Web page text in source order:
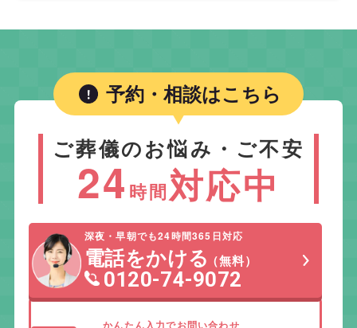
予約・相談はこちら
ご葬儀のお悩み・ご不安
24 時間対応中
深夜・早朝でも24時間365日対応
電話をかける（無料）
0120-74-9072
かんたん入力でお問い合わせ